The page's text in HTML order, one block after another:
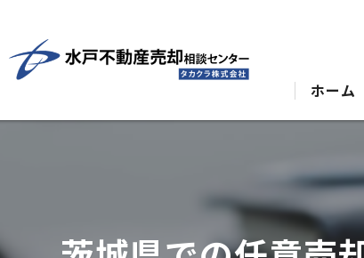
ホーム